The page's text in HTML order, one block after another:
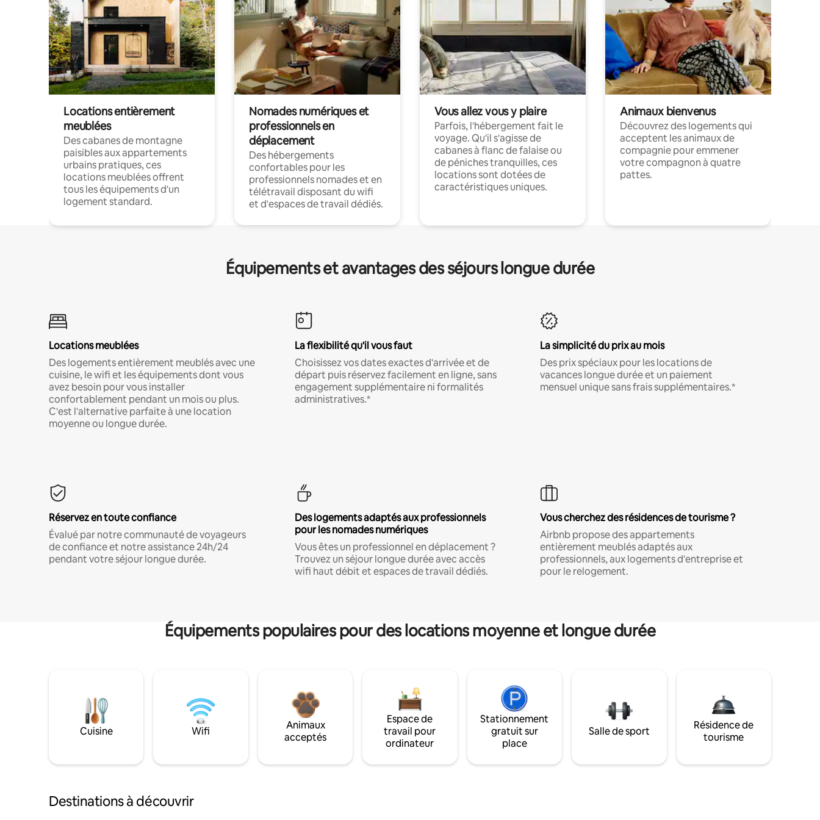
Locations entièrement
meublées
Des cabanes de montagne
paisibles aux appartements
urbains pratiques, ces
locations meublées offrent
tous les équipements d'un
logement standard.
Nomades numériques et
professionnels en
déplacement
Des hébergements
confortables pour les
professionnels nomades et en
télétravail disposant du wifi
et d'espaces de travail dédiés.
Vous allez vous y plaire
Parfois, l'hébergement fait le
voyage. Qu'il s'agisse de
cabanes à flanc de falaise ou
de péniches tranquilles, ces
locations sont dotées de
caractéristiques uniques.
Animaux bienvenus
Découvrez des logements qui
acceptent les animaux de
compagnie pour emmener
votre compagnon à quatre
pattes.
Équipements et avantages des séjours longue durée
Locations meublées
Des logements entièrement meublés avec une
cuisine, le wifi et les équipements dont vous
avez besoin pour vous installer
confortablement pendant un mois ou plus.
C'est l'alternative parfaite à une location
moyenne ou longue durée.
La flexibilité qu'il vous faut
Choisissez vos dates exactes d'arrivée et de
départ puis réservez facilement en ligne, sans
engagement supplémentaire ni formalités
administratives.*
La simplicité du prix au mois
Des prix spéciaux pour les locations de
vacances longue durée et un paiement
mensuel unique sans frais supplémentaires.*
Réservez en toute confiance
Évalué par notre communauté de voyageurs
de confiance et notre assistance 24h/24
pendant votre séjour longue durée.
Des logements adaptés aux professionnels
pour les nomades numériques
Vous êtes un professionnel en déplacement ?
Trouvez un séjour longue durée avec accès
wifi haut débit et espaces de travail dédiés.
Vous cherchez des résidences de tourisme ?
Airbnb propose des appartements
entièrement meublés adaptés aux
professionnels, aux logements d'entreprise et
pour le relogement.
Équipements populaires pour des locations moyenne et longue durée
Cuisine Wifi
Animaux
acceptés
Espace de
travail pour
ordinateur
Stationnement
gratuit sur
place
Salle de sport
Résidence de
tourisme
Destinations à découvrir